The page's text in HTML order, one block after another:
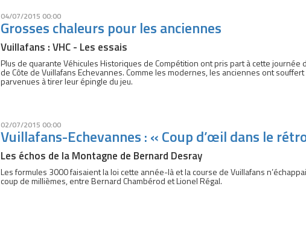
04/07/2015 00:00
Grosses chaleurs pour les anciennes
Vuillafans : VHC - Les essais
Plus de quarante Véhicules Historiques de Compétition ont pris part à cette journée
de Côte de Vuillafans Echevannes. Comme les modernes, les anciennes ont
parvenues à tirer leur épingle du jeu.
02/07/2015 00:00
Vuillafans-Echevannes : « Coup d’œil dans le
Les échos de la Montagne de Bernard Desray
Les formules 3000 faisaient la loi cette année-là et la course de Vuillafans
coup de millièmes, entre Bernard Chambérod et Lionel Régal.